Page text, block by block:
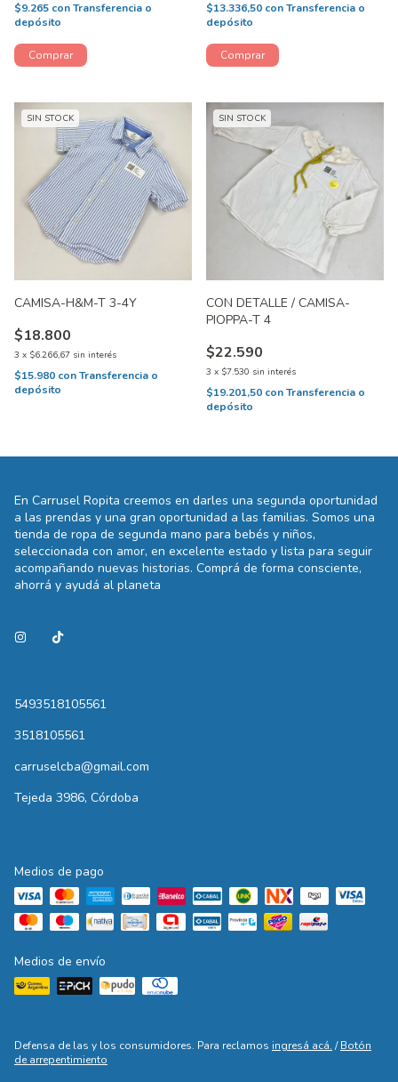
$9.265 conTransferencia o
depósito
$13.336,50 conTransferencia o
depósito
SIN STOCK
CAMISA-H&M-T 3-4Y
$18.800
3 x $6.266,67 sin interés
$15.980 conTransferencia o
depósito
SIN STOCK
CON DETALLE / CAMISA-
PIOPPA-T 4
$22.590
3 x $7.530 sin interés
$19.201,50 conTransferencia o
depósito
En Carrusel Ropita creemos en darles una segunda oportunidad
a las prendas y una gran oportunidad a las familias. Somos una
tienda de ropa de segunda mano para bebés y niños,
seleccionada con amor, en excelente estado y lista para seguir
acompañando nuevas historias. Comprá de forma consciente,
ahorrá y ayudá al planeta
5493518105561
3518105561
carruselcba@gmail.com
Tejeda 3986, Córdoba
Medios de pago
Medios de envío
Defensa de las y los consumidores. Para reclamos ingresá acá. / Botón
de arrepentimiento